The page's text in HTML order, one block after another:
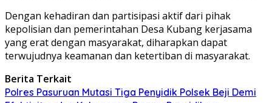
Dengan kehadiran dan partisipasi aktif dari pihak
kepolisian dan pemerintahan Desa Kubang kerjasama
yang erat dengan masyarakat, diharapkan dapat
terwujudnya keamanan dan ketertiban di masyarakat.
Berita Terkait
Polres Pasuruan Mutasi Tiga Penyidik Polsek Beji Demi